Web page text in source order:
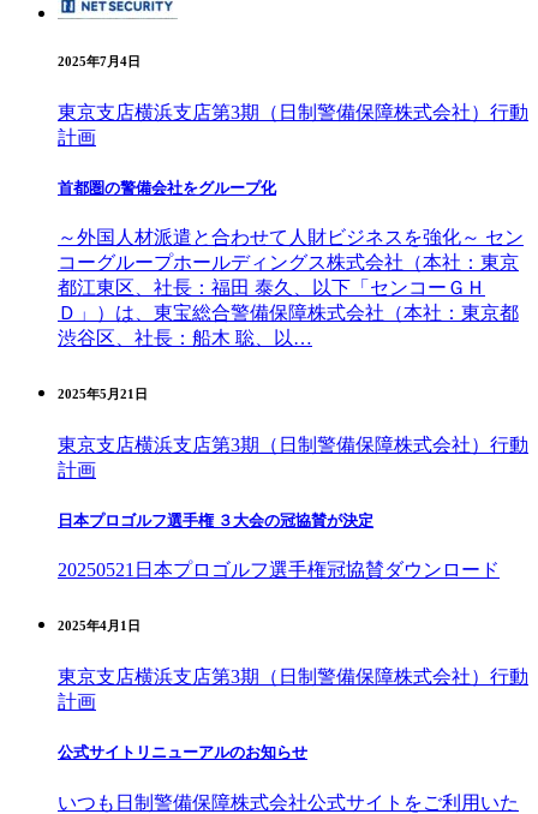
2025年7月4日
東京支店横浜支店第3期（日制警備保障株式会社）行動
計画
首都圏の警備会社をグループ化
～外国人材派遣と合わせて人財ビジネスを強化～ セン
コーグループホールディングス株式会社（本社：東京
都江東区、社長：福田 泰久、以下「センコーＧＨ
Ｄ」）は、東宝総合警備保障株式会社（本社：東京都
渋谷区、社長：船木 聡、以…
2025年5月21日
東京支店横浜支店第3期（日制警備保障株式会社）行動
計画
日本プロゴルフ選手権 ３大会の冠協賛が決定
20250521日本プロゴルフ選手権冠協賛ダウンロード
2025年4月1日
東京支店横浜支店第3期（日制警備保障株式会社）行動
計画
公式サイトリニューアルのお知らせ
いつも日制警備保障株式会社公式サイトをご利用いた